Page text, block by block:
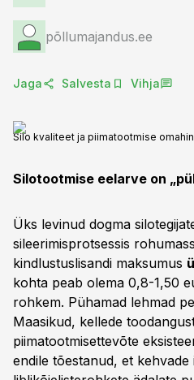
põllumajandus.ee
Jaga Salvesta Vihja
Silo kvaliteet ja piimatootmise
Silotootmise eelarve on
Üks levinud dogma
sileerimisprotsessis
kindlustuslisandi maksumus
kohta peab olema 0,8-1,50
rohkem. Pühamad lehmad
Maasikud, kellede
piimatootmisettevõte
endile tõestanud, et kehvade